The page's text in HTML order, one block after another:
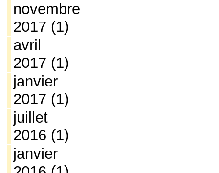
novembre
2017 (1)
avril
2017 (1)
janvier
2017 (1)
juillet
2016 (1)
janvier